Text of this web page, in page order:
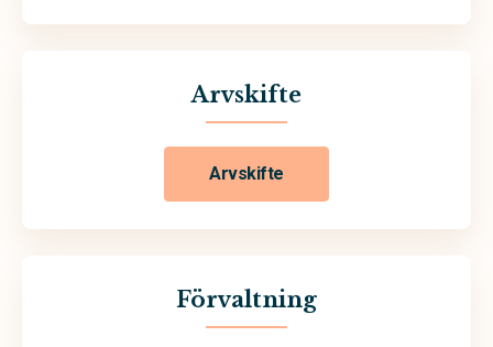
Arvskifte
Arvskifte
Förvaltning